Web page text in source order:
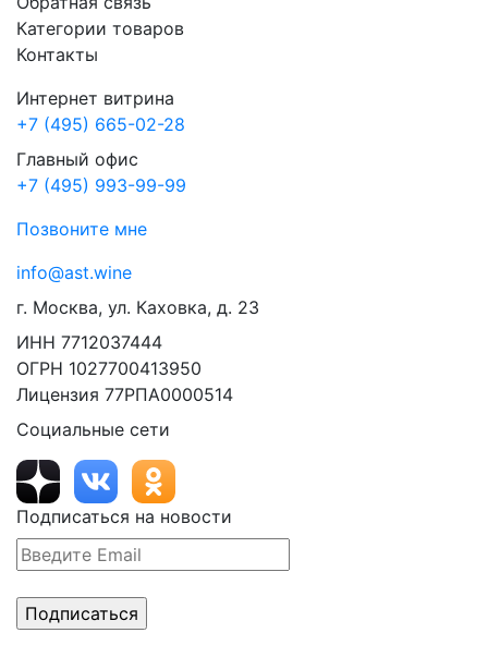
Категории товаров
Контакты
Интернет витрина
+7 (495) 665-02-28
Главный офис
+7 (495) 993-99-99
Позвоните мне
info@ast.wine
г. Москва, ул. Каховка, д. 23
ИНН 7712037444
ОГРН 1027700413950
Лицензия 77РПА0000514
Социальные сети
Подписаться на новости